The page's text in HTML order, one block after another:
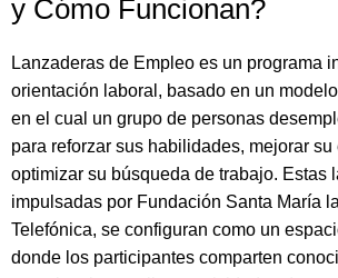
y Cómo Funcionan?
Lanzaderas de Empleo es un programa
orientación laboral, basado en un
en el cual un grupo de personas
para reforzar sus habilidades, mejorar
optimizar su búsqueda de trabajo. Estas
impulsadas por Fundación Santa María
Telefónica, se configuran como un
donde los participantes comparten